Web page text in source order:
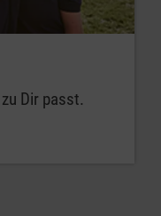
Dir passt.